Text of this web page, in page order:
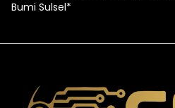
Bumi Sulsel*